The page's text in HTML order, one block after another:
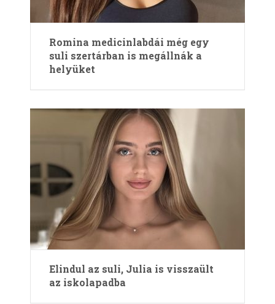
Romina medicinlabdái még egy
suli szertárban is megállnák a
helyüket
Elindul az suli, Julia is visszaült
az iskolapadba